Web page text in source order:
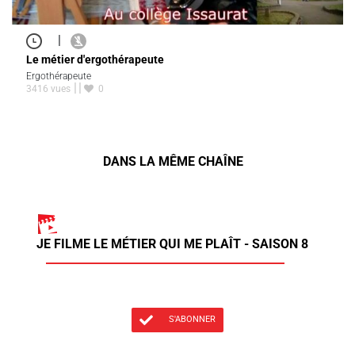
|
Le métier d'ergothérapeute
Ergothérapeute
3416 vues
0
DANS LA MÊME CHAÎNE
JE FILME LE MÉTIER QUI ME PLAÎT - SAISON 8
S'ABONNER